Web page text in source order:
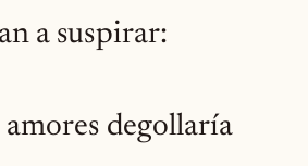
a suspirar:
amores degollaría